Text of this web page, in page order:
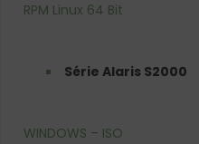
RPM Linux 64 Bit
Série Alaris S2000
WINDOWS – ISO